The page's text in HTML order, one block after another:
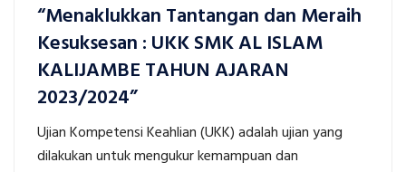
“Menaklukkan Tantangan dan Meraih
Kesuksesan : UKK SMK AL ISLAM
KALIJAMBE TAHUN AJARAN
2023/2024”
Ujian Kompetensi Keahlian (UKK) adalah ujian yang
dilakukan untuk mengukur kemampuan dan